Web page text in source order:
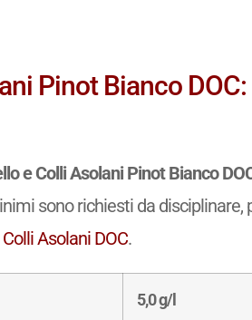
Pinot Bianco
e Colli Asolani Pinot Bianco
sono richiesti da
Asolani DOC.
5,0 g/l